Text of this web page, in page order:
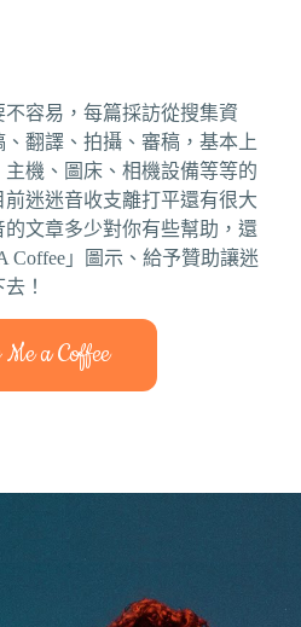
容易，每篇採訪從搜集資
翻譯、拍攝、審稿，基本上
機、圖床、相機設備等等的
迷迷音收支離打平還有很大
文章多少對你有些幫助，還
Coffee」圖示、給予贊助讓迷
！
a Coffee